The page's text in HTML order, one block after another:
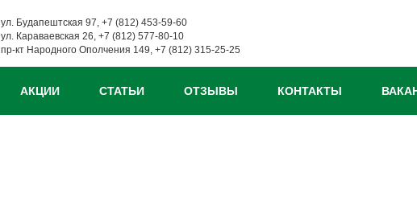
ул. Будапештская 97, +7 (812) 453-59-60
ул. Караваевская 26, +7 (812) 577-80-10
пр-кт Народного Ополчения 149, +7 (812) 315-25-25
АКЦИИ СТАТЬИ ОТЗЫВЫ КОНТАКТЫ